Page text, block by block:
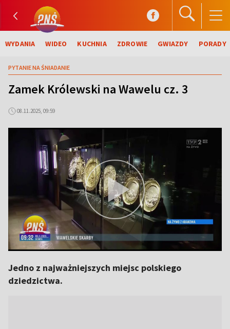
WYDANIA WIDEO KUCHNIA ZDROWIE GWIAZDY PORADY
PYTANIE NA ŚNIADANIE
Zamek Królewski na Wawelu cz. 3
08.11.2025, 09:59
Jedno z najważniejszych miejsc polskiego
dziedzictwa.